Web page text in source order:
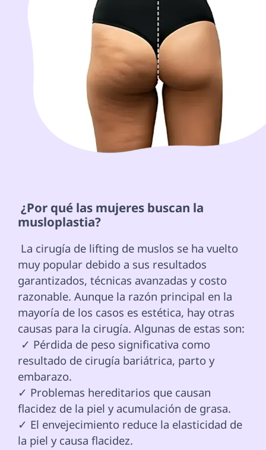
musloplastia?
muy popular debido a sus resultados
garantizados, técnicas avanzadas y costo
razonable. Aunque la razón principal en la
mayoría de los casos es estética, hay otras
causas para la cirugía. Algunas de estas son:
resultado de cirugía bariátrica, parto y
embarazo.
✓ Problemas hereditarios que causan
flacidez de la piel y acumulación de grasa.
✓ El envejecimiento reduce la elasticidad de
la piel y causa flacidez.